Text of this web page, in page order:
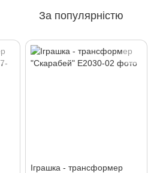
За популярністю
Іграшка - трансформер